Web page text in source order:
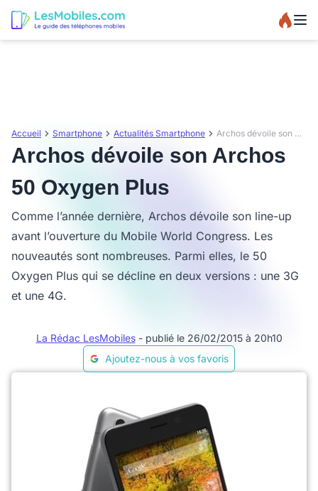
Accueil Smartphone Actualités Smartphone Archos dévoile son Archos 50 Oxygen Plus
Archos dévoile son Archos
50 Oxygen Plus
Comme l’année dernière, Archos dévoile son line-up
avant l’ouverture du Mobile World Congress. Les
nouveautés sont nombreuses. Parmi elles, le 50
Oxygen Plus qui se décline en deux versions : une 3G
et une 4G.
La Rédac LesMobiles - publié le 26/02/2015 à 20h10
Ajoutez-nous à vos favoris